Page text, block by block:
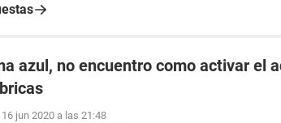
azul, no encuentro como activar el
16 jun 2020 a las 21:48